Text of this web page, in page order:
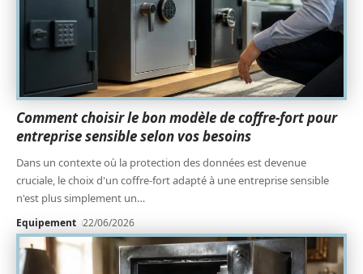
Comment choisir le bon modèle de coffre-fort pour
entreprise sensible selon vos besoins
Dans un contexte où la protection des données est devenue
cruciale, le choix d'un coffre-fort adapté à une entreprise sensible
n'est plus simplement un…
Equipement 22/06/2026